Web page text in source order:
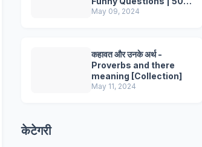
Questions
May 09, 2024
कहावत और उनके अर्थ -
Proverbs and there
meaning [Collection]
May 11, 2024
केटेगरी